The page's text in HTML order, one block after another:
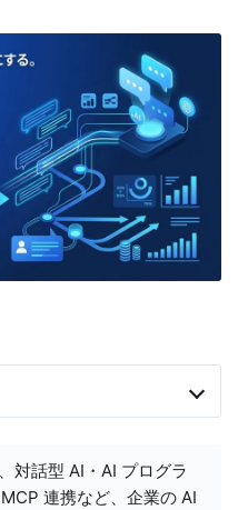
対話型 AI・AI プログラ
連携など、企業の AI